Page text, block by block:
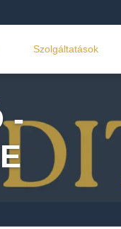
Szolgáltatások
-